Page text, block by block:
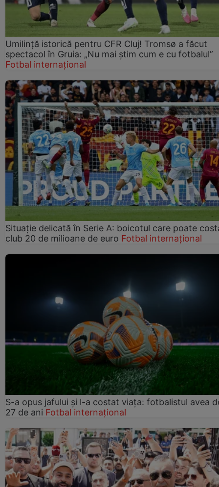
Umilință istorică pentru CFR Cluj! Tromsø a făcut
spectacol în Gruia: „Nu mai știm cum e cu fotbalul”
Fotbal internațional
Situație delicată în Serie A: boicotul care poate
club 20 de milioane de euro Fotbal internațional
S-a opus jafului și l-a costat viața: fotbalistul avea
27 de ani Fotbal internațional